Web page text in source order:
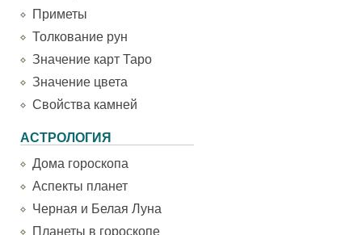
Приметы
Толкование рун
Значение карт Таро
Значение цвета
Свойства камней
АСТРОЛОГИЯ
Дома гороскопа
Аспекты планет
Черная и Белая Луна
Планеты в гороскопе